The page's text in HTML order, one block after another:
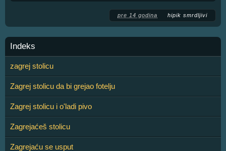
pre 14 godina hipik smrdljivi
Indeks
zagrej stolicu
Zagrej stolicu da bi grejao fotelju
Zagrej stolicu i o'ladi pivo
Zagrejaćeš stolicu
Zagrejaću se usput